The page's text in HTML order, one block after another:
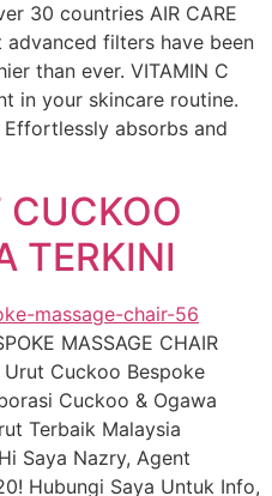
30 countries AIR CARE
advanced filters have been
than ever. VITAMIN C
in your skincare routine.
Effortlessly absorbs and
CUCKOO
TERKINI
MASSAGE CHAIR
Urut Cuckoo Bespoke
Cuckoo & Ogawa
Terbaik Malaysia
Saya Nazry, Agent
Hubungi Saya Untuk Info,